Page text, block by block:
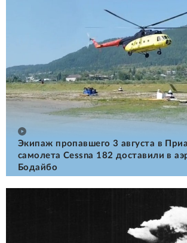
Экипаж пропавшего 3 августа в
самолета Cessna 182 доставили в
Бодайбо